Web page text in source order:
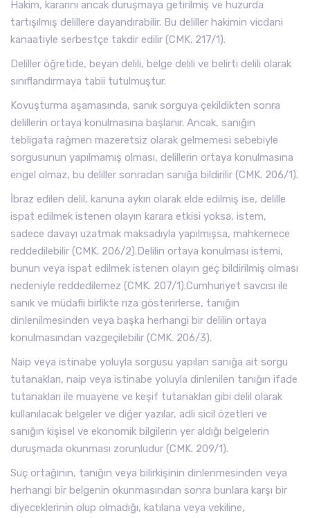
Hakim, kararını ancak duruşmaya getirilmiş ve huzurda
tartışılmış delillere dayandırabilir. Bu deliller hakimin vicdani
kanaatiyle serbestçe takdir edilir (CMK. 217/1).
Deliller öğretide, beyan delili, belge delili ve belirti delili olarak
sınıflandırmaya tabii tutulmuştur.
Kovuşturma aşamasında, sanık sorguya çekildikten sonra
delillerin ortaya konulmasına başlanır. Ancak, sanığın
tebligata rağmen mazeretsiz olarak gelmemesi sebebiyle
sorgusunun yapılmamış olması, delillerin ortaya konulmasına
engel olmaz, bu deliller sonradan sanığa bildirilir (CMK. 206/1).
İbraz edilen delil, kanuna aykırı olarak elde edilmiş ise, delille
ispat edilmek istenen olayın karara etkisi yoksa, istem,
sadece davayı uzatmak maksadıyla yapılmışsa, mahkemece
reddedilebilir (CMK. 206/2).Delilin ortaya konulması istemi,
bunun veya ispat edilmek istenen olayın geç bildirilmiş olması
nedeniyle reddedilemez (CMK. 207/1).Cumhuriyet savcısı ile
sanık ve müdafii birlikte rıza gösterirlerse, tanığın
dinlenilmesinden veya başka herhangi bir delilin ortaya
konulmasından vazgeçilebilir (CMK. 206/3).
Naip veya istinabe yoluyla sorgusu yapılan sanığa ait sorgu
tutanakları, naip veya istinabe yoluyla dinlenilen tanığın ifade
tutanakları ile muayene ve keşif tutanakları gibi delil olarak
kullanılacak belgeler ve diğer yazılar, adli sicil özetleri ve
sanığın kişisel ve ekonomik bilgilerin yer aldığı belgelerin
duruşmada okunması zorunludur (CMK. 209/1).
Suç ortağının, tanığın veya bilirkişinin dinlenmesinden veya
herhangi bir belgenin okunmasından sonra bunlara karşı bir
diyeceklerinin olup olmadığı, katılana veya vekiline,